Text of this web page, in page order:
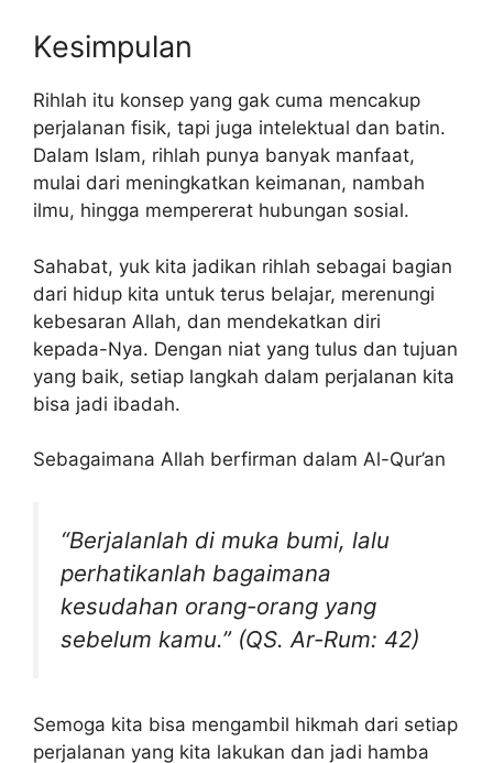
Kesimpulan
Rihlah itu konsep yang gak cuma mencakup
perjalanan fisik, tapi juga intelektual dan batin.
Dalam Islam, rihlah punya banyak manfaat,
mulai dari meningkatkan keimanan, nambah
ilmu, hingga mempererat hubungan sosial.
Sahabat, yuk kita jadikan rihlah sebagai bagian
dari hidup kita untuk terus belajar, merenungi
kebesaran Allah, dan mendekatkan diri
kepada-Nya. Dengan niat yang tulus dan tujuan
yang baik, setiap langkah dalam perjalanan kita
bisa jadi ibadah.
Sebagaimana Allah berfirman dalam Al-Qur’an
“Berjalanlah di muka bumi, lalu
perhatikanlah bagaimana
kesudahan orang-orang yang
sebelum kamu.” (QS. Ar-Rum: 42)
Semoga kita bisa mengambil hikmah dari setiap
perjalanan yang kita lakukan dan jadi hamba